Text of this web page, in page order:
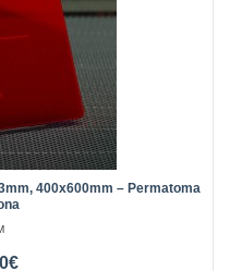
400x600mm – Permatoma